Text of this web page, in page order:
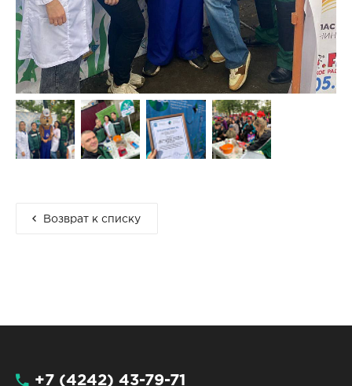
Возврат к списку
+7 (4242) 43-79-71